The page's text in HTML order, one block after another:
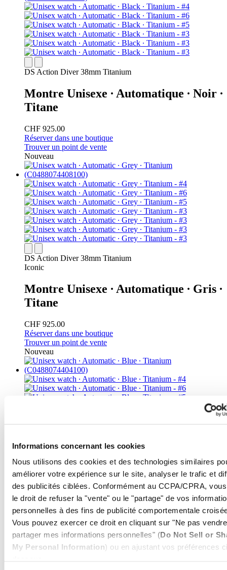
Informations concernant les cookies
Nous utilisons des cookies et des technologies similaires
améliorer votre expérience sur le site, analyser le trafic et
des publicités ciblées. Conformément au CCPA/CPRA,
le droit de refuser la "vente" ou le "partage" de vos
personnelles à des fins de publicité comportementale
Vous pouvez exercer ce droit en cliquant sur "Ne pas
partager mes informations personnelles" (Do Not Sell or
My Personal Information) ou en ajustant vos préférences
DS Action Diver 38mm Titanium
Montre Unisexe ∙ Automatique ∙ Noir ∙
Titane
CHF 925.00
Réserver dans une boutique
Trouver un point de vente
Nouveau
DS Action Diver 38mm Titanium
Iconic
Montre Unisexe ∙ Automatique ∙ Gris ∙
Titane
CHF 925.00
Réserver dans une boutique
Trouver un point de vente
Nouveau
DS Action Diver 38mm Titanium
Montre Unisexe ∙ Automatique ∙ Bleu ∙
Titane
CHF 925.00
Réserver dans une boutique
Trouver un point de vente
Nouveau